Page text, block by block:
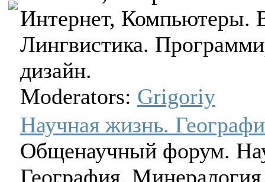
Интернет, Компьютеры.
Лингвистика.
дизайн.
Moderators: Grigoriy
Научная жизнь.
Общенаучный форум.
География.